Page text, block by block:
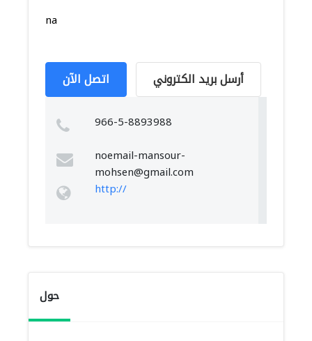
na
اتصل الآن أرسل بريد الكتروني
966-5-8893988
noemail-mansour-
mohsen@gmail.com
http://
حول